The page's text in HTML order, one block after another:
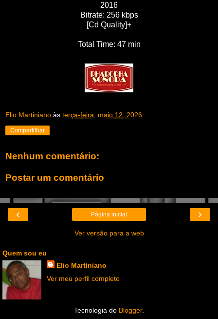
2016
Bitrate: 256 kbps
[Cd Quality]+
Total Time: 47 min
Elio Martiniano às terça-feira, maio 12, 2026
Compartilhar
Nenhum comentário:
Postar um comentário
‹ ›
Página inicial
Ver versão para a web
Quem sou eu
Elio Martiniano
Ver meu perfil completo
Tecnologia do Blogger.